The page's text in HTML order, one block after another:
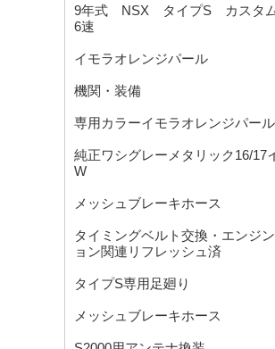
9年式 NSX タイプS カスタ
6速
イモラオレンジパール
機関・装備
専用カラーイモラオレンジパール
純正ワシグレーメタリック16/17
W
メッシュブレーキホース
タイミングベルト交換・エンジ
ョン関連リフレッシュ済
タイプS専用足廻り
メッシュブレーキホース